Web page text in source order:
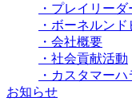
・プレイリー
・ボーネルン
・会社概要
・社会貢献活動
・カスタマー
お知らせ